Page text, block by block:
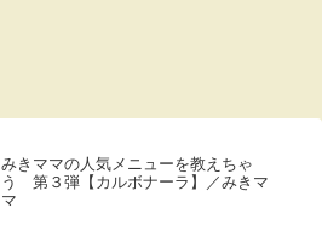
みきママの人気メニューを教えちゃ
う 第３弾【カルボナーラ】／みきマ
マ